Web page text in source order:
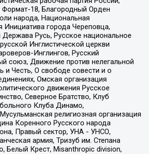
18, Благородный Орден
народа, Национальная
Инициатива города Череповца,
Русь, Русское национальное
Инглистической церкви
Инглингов, Русский
союз, Движение против нелегальной
и Честь, О свободе совести и о
Омская организация
движения Русское
Северное Братство, Клуб
Клуба Динамо,
религиозная организация
Коренного Русского народа
Правый сектор, УНА - УНСО,
армия, Тризуб им. Степана
Белый Крест, Misanthropic division,